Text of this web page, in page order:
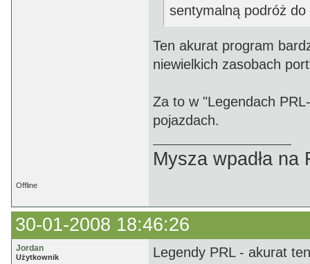
sentymalną podróż do
Ten akurat program
niewielkich zasobach
Za to w "Legendach
pojazdach.
Mysza wpadła na
Offline
30-01-2008 18:46:26
Jordan
Użytkownik
Legendy PRL - akurat